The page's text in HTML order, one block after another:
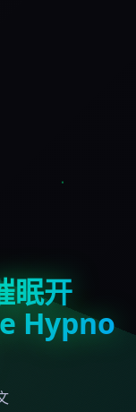
眠开
Hypno